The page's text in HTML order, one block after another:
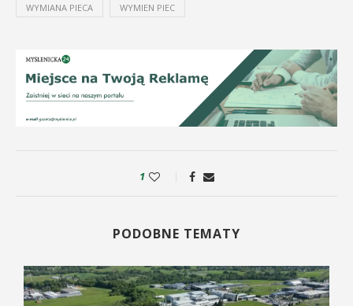
WYMIANA PIECA WYMIEN PIEC
1
PODOBNE TEMATY